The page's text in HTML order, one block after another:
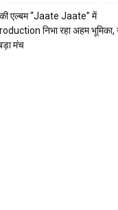
एल्बम “Jaate Jaate” में
निभा रहा अहम भूमिका,
मंच